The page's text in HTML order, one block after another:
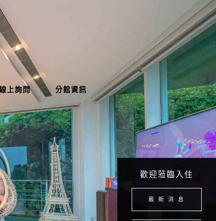
歡迎蒞臨入住
最 新 消 息
上詢問 分館資訊